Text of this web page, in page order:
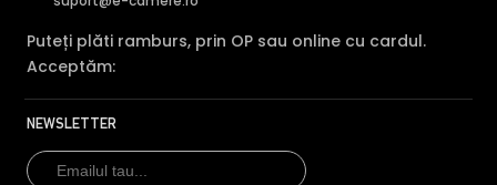
folosita pentru conectarea unui releu extern (detector
prezenta, contact magnetic, etc), ce poate actiona
mutarea camerei in anumite preseturi, activarea
inregistrarii, activarea unei iesiri de alarma sau multe
altele.
Puteți plăti ramburs, prin OP sau online cu cardul.
Acceptăm:
NEWSLETTER